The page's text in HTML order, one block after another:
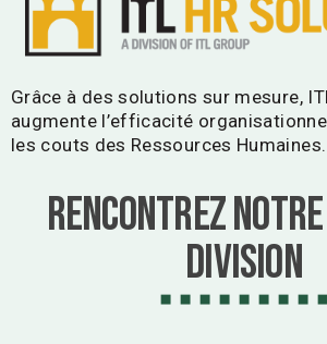
Grâce à des solutions sur mesure,
augmente l’efficacité
les couts des Ressources Humaines.
Rencontrez
division